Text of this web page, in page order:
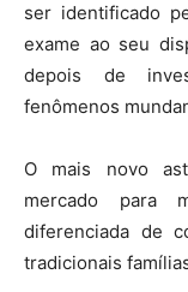
ser identificado
exame ao seu
depois de
fenômenos
O mais novo
mercado para
diferenciada de
tradicionais